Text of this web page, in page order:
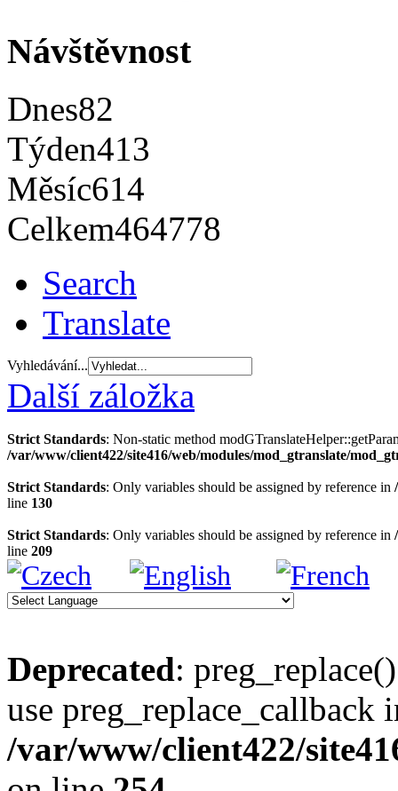
Návštěvnost
Dnes82
Týden413
Měsíc614
Celkem464778
Search
Translate
Vyhledávání...
Další záložka
Strict Standards: Non-static method
/var/www/client422/site416/web/modules/mod_gtranslate/
Strict Standards: Only variables should be assigned by reference in
line 130
Strict Standards: Only variables should be assigned by reference in
line 209
Deprecated:
use preg_replace_callback
/var/www/client422/